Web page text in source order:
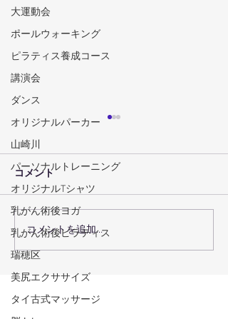
大運動会
ポールウォーキング
ピラティス養成コース
講演会
ダンス
オリジナルパーカー
山崎川
パーソナルトレーニング
オリジナルTシャツ
乳がん術後ヨガ
乳がん術後ピラティス
瑞穂区
美尻エクササイズ
タイ古式マッサージ
術後回復プログラムで術
後回復を最大化するコー
コメント
コメントを追加…